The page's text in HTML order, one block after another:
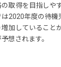
取得を目指しや
2020年度の待
加していること
想されます。